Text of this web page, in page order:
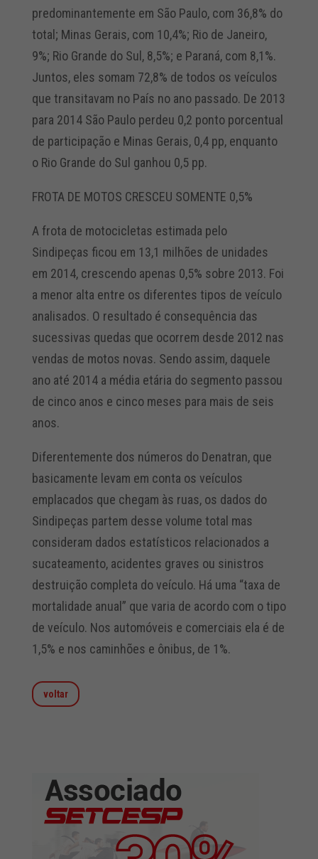
predominantemente em São Paulo, com 36,8% do
total; Minas Gerais, com 10,4%; Rio de Janeiro,
9%; Rio Grande do Sul, 8,5%; e Paraná, com 8,1%.
Juntos, eles somam 72,8% de todos os veículos
que transitavam no País no ano passado. De 2013
para 2014 São Paulo perdeu 0,2 ponto porcentual
de participação e Minas Gerais, 0,4 pp, enquanto
o Rio Grande do Sul ganhou 0,5 pp.
FROTA DE MOTOS CRESCEU SOMENTE 0,5%
A frota de motocicletas estimada pelo
Sindipeças ficou em 13,1 milhões de unidades
em 2014, crescendo apenas 0,5% sobre 2013. Foi
a menor alta entre os diferentes tipos de veículo
analisados. O resultado é consequência das
sucessivas quedas que ocorrem desde 2012 nas
vendas de motos novas. Sendo assim, daquele
ano até 2014 a média etária do segmento passou
de cinco anos e cinco meses para mais de seis
anos.
Diferentemente dos números do Denatran, que
basicamente levam em conta os veículos
emplacados que chegam às ruas, os dados do
Sindipeças partem desse volume total mas
consideram dados estatísticos relacionados a
sucateamento, acidentes graves ou sinistros
destruição completa do veículo. Há uma “taxa de
mortalidade anual” que varia de acordo com o tipo
de veículo. Nos automóveis e comerciais ela é de
1,5% e nos caminhões e ônibus, de 1%.
voltar